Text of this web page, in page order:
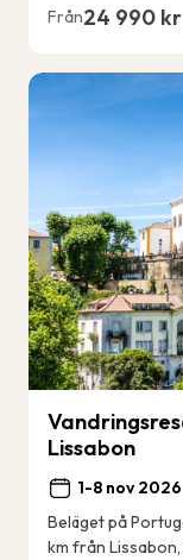
Från24 990 kr
Lissabon
1-8 nov 2026
Beläget på
km från